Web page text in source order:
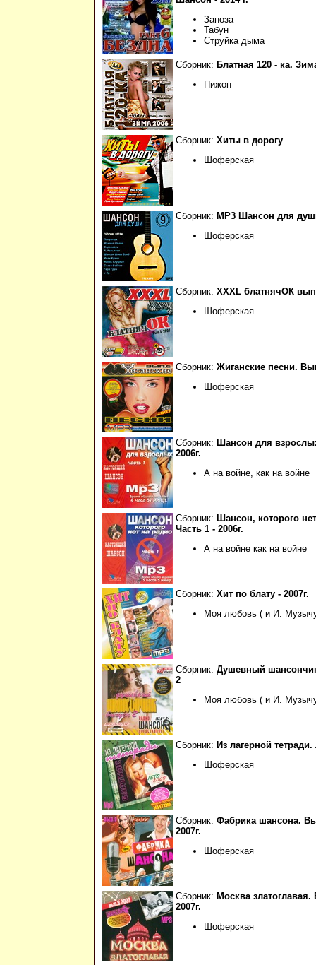
Заноза
Табун
Струйка дыма
Сборник: Блатная 120 - ка.
Пижон
Сборник: Хиты в дорогу
Шоферская
Сборник: МР3 Шансон для
Шоферская
Сборник: XXXL блатнячОК
Шоферская
Сборник: Жиганские песни.
Шоферская
Сборник: Шансон для
2006г.
А на войне, как на войне
Сборник: Шансон, которого
Часть 1 - 2006г.
А на войне как на войне
Сборник: Хит по блату - 2007г.
Моя любовь ( и И.
Сборник: Душевный
2
Моя любовь ( и И.
Сборник: Из лагерной тетради.
Шоферская
Сборник: Фабрика шансона.
2007г.
Шоферская
Сборник: Москва
2007г.
Шоферская